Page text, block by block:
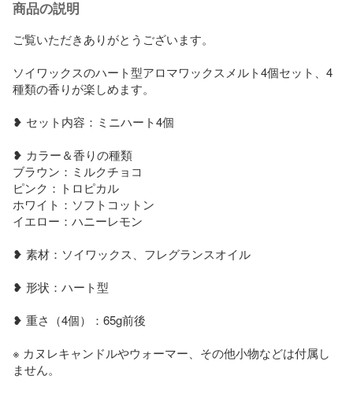
商品の説明
ご覧いただきありがとうございます。
ソイワックスのハート型アロマワックスメルト4個セット、4
種類の香りが楽しめます。
❥ セット内容：ミニハート4個
❥ カラー＆香りの種類
ブラウン：ミルクチョコ
ピンク：トロピカル
ホワイト：ソフトコットン
イエロー：ハニーレモン
❥ 素材：ソイワックス、フレグランスオイル
❥ 形状：ハート型
❥ 重さ（4個）：65g前後
※ カヌレキャンドルやウォーマー、その他小物などは付属し
ません。